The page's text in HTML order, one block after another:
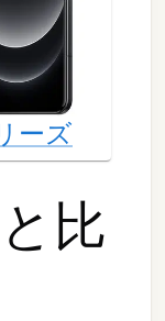
ーズ
と比